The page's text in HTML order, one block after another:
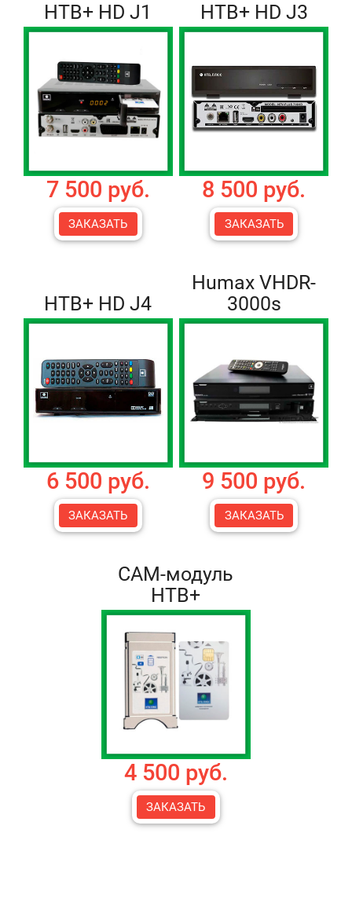
НТВ+ HD J1
7 500 руб.
ЗАКАЗАТЬ
НТВ+ HD J3
8 500 руб.
ЗАКАЗАТЬ
НТВ+ HD J4
6 500 руб.
ЗАКАЗАТЬ
Humax VHDR-
3000s
9 500 руб.
ЗАКАЗАТЬ
CAM-модуль
НТВ+
4 500 руб.
ЗАКАЗАТЬ